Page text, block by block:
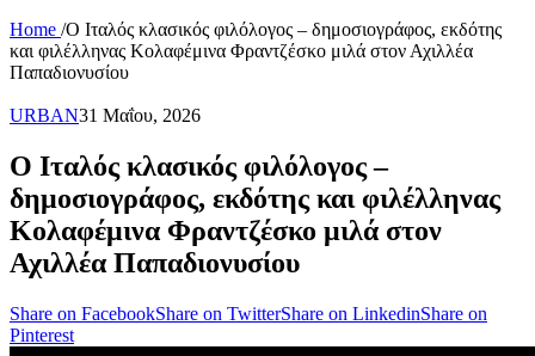
Home /Ο Ιταλός κλασικός φιλόλογος – δημοσιογράφος, εκδότης
και φιλέλληνας Κολαφέμινα Φραντζέσκο μιλά στον Αχιλλέα
Παπαδιονυσίου
URBAN31 Μαΐου, 2026
Ο Ιταλός κλασικός φιλόλογος –
δημοσιογράφος, εκδότης και φιλέλληνας
Κολαφέμινα Φραντζέσκο μιλά στον
Αχιλλέα Παπαδιονυσίου
Share on FacebookShare on TwitterShare on LinkedinShare on
Pinterest